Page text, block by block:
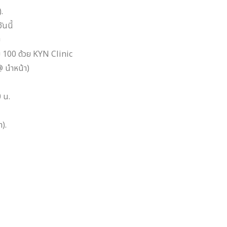
นนี้
100 ด้วย KYN Clinic
นำหน้า)
น.